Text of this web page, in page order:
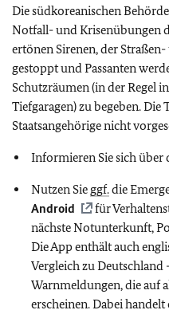
Die südkoreanischen
Notfall- und Krisenübungen
ertönen Sirenen, der
gestoppt und Passanten
Schutzräumen (in der Regel
Tiefgaragen) zu begeben.
Staatsangehörige nicht
Informieren Sie sich über
Nutzen Sie ggf.die
Android
für
nächste Notunterkunft,
Die App enthält auch
Vergleich zu
Warnmeldungen, die auf
erscheinen. Dabei